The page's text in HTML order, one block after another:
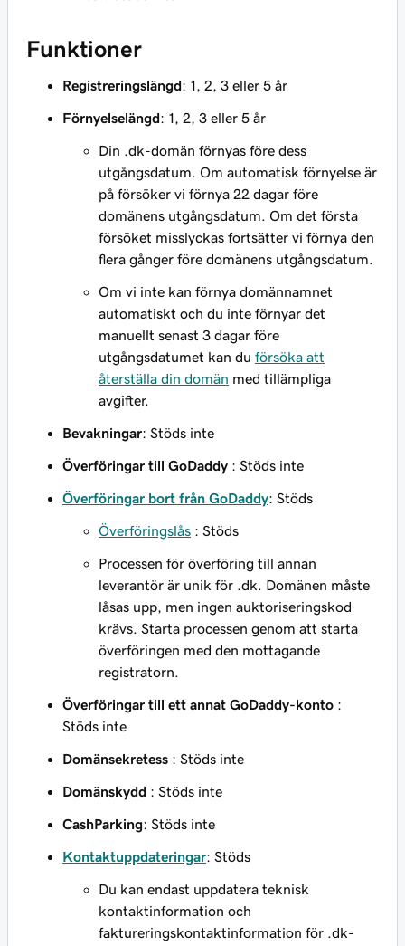
Funktioner
Registreringslängd: 1, 2, 3 eller 5 år
Förnyelselängd: 1, 2, 3 eller 5 år
Din .dk-domän förnyas före dess
utgångsdatum. Om automatisk förnyelse är
på försöker vi förnya 22 dagar före
domänens utgångsdatum. Om det första
försöket misslyckas fortsätter vi förnya den
flera gånger före domänens utgångsdatum.
Om vi inte kan förnya domännamnet
automatiskt och du inte förnyar det
manuellt senast 3 dagar före
utgångsdatumet kan du försöka att
återställa din domän med tillämpliga
avgifter.
Bevakningar: Stöds inte
Överföringar till GoDaddy : Stöds inte
Överföringar bort från GoDaddy: Stöds
Överföringslås : Stöds
Processen för överföring till annan
leverantör är unik för .dk. Domänen måste
låsas upp, men ingen auktoriseringskod
krävs. Starta processen genom att starta
överföringen med den mottagande
registratorn.
Överföringar till ett annat GoDaddy-konto :
Stöds inte
Domänsekretess : Stöds inte
Domänskydd : Stöds inte
CashParking: Stöds inte
Kontaktuppdateringar: Stöds
Du kan endast uppdatera teknisk
kontaktinformation och
faktureringskontaktinformation för .dk-